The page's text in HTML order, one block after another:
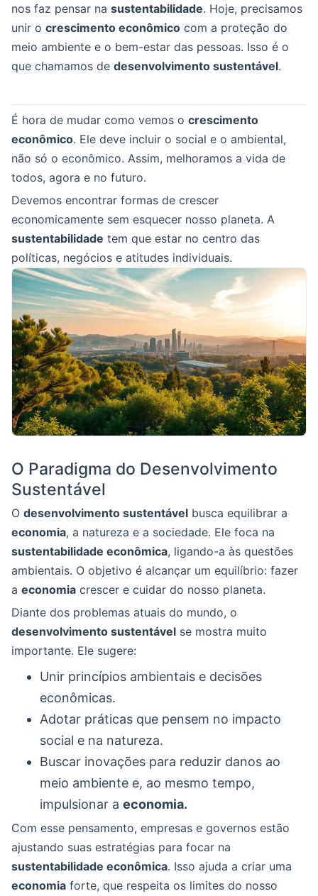
nos faz pensar na sustentabilidade. Hoje, precisamos
unir o crescimento econômico com a proteção do
meio ambiente e o bem-estar das pessoas. Isso é o
que chamamos de desenvolvimento sustentável.
É hora de mudar como vemos o crescimento
econômico. Ele deve incluir o social e o ambiental,
não só o econômico. Assim, melhoramos a vida de
todos, agora e no futuro.
Devemos encontrar formas de crescer
economicamente sem esquecer nosso planeta. A
sustentabilidade tem que estar no centro das
políticas, negócios e atitudes individuais.
O Paradigma do Desenvolvimento
Sustentável
O desenvolvimento sustentável busca equilibrar a
economia, a natureza e a sociedade. Ele foca na
sustentabilidade econômica, ligando-a às questões
ambientais. O objetivo é alcançar um equilíbrio: fazer
a economia crescer e cuidar do nosso planeta.
Diante dos problemas atuais do mundo, o
desenvolvimento sustentável se mostra muito
importante. Ele sugere:
Unir princípios ambientais e decisões
econômicas.
Adotar práticas que pensem no impacto
social e na natureza.
Buscar inovações para reduzir danos ao
meio ambiente e, ao mesmo tempo,
impulsionar a economia.
Com esse pensamento, empresas e governos estão
ajustando suas estratégias para focar na
sustentabilidade econômica. Isso ajuda a criar uma
economia forte, que respeita os limites do nosso